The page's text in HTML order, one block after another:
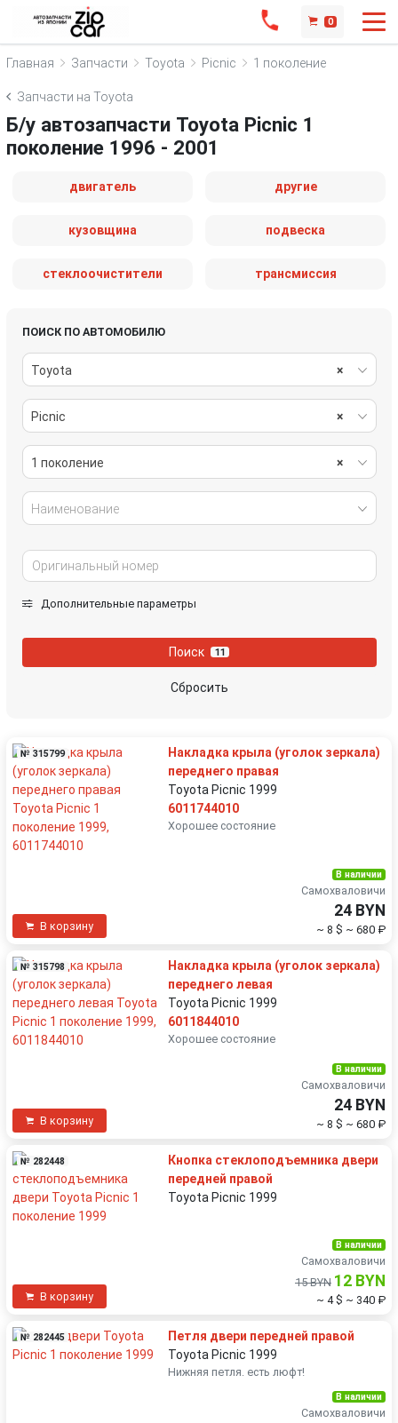
0
Главная Запчасти Toyota Picnic 1 поколение
Запчасти на Toyota
Б/у автозапчасти Toyota Picnic 1
поколение 1996 - 2001
двигатель другие
кузовщина подвеска
стеклоочистители трансмиссия
ПОИСК ПО АВТОМОБИЛЮ
×
Toyota
×
Picnic
×
1 поколение
Наименование
Дополнительные параметры
Поиск 11
Сбросить
№ 315799
Накладка крыла (уголок зеркала)
переднего правая
Toyota Picnic 1999
6011744010
Хорошее состояние
В корзину
В наличии
Самохваловичи
24 BYN
~ 8 $ ~ 680 ₽
№ 315798
Накладка крыла (уголок зеркала)
переднего левая
Toyota Picnic 1999
6011844010
Хорошее состояние
В корзину
В наличии
Самохваловичи
24 BYN
~ 8 $ ~ 680 ₽
№ 282448
Кнопка стеклоподъемника двери
передней правой
Toyota Picnic 1999
В корзину
В наличии
Самохваловичи
15 BYN 12 BYN
~ 4 $ ~ 340 ₽
№ 282445
Петля двери передней правой
Toyota Picnic 1999
Нижняя петля. есть люфт!
В наличии
Самохваловичи